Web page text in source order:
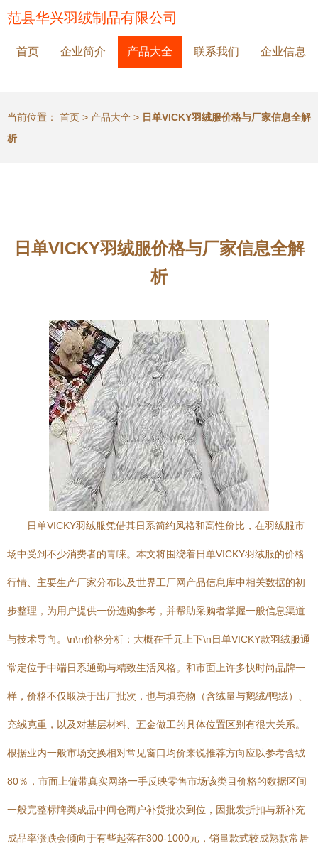
范县华兴羽绒制品有限公司
首页 企业简介 产品大全 联系我们 企业信息
当前位置： 首页 > 产品大全 > 日单VICKY羽绒服价格与厂家信息全解
析
日单VICKY羽绒服价格与厂家信息全解
析
日单VICKY羽绒服凭借其日系简约风格和高性价比，在羽绒服市
场中受到不少消费者的青睐。本文将围绕着日单VICKY羽绒服的价格
行情、主要生产厂家分布以及世界工厂网产品信息库中相关数据的初
步整理，为用户提供一份选购参考，并帮助采购者掌握一般信息渠道
与技术导向。\n\n价格分析：大概在千元上下\n日单VICKY款羽绒服通
常定位于中端日系通勤与精致生活风格。和市面上许多快时尚品牌一
样，价格不仅取决于出厂批次，也与填充物（含绒量与鹅绒/鸭绒）、
充绒克重，以及对基层材料、五金做工的具体位置区别有很大关系。
根据业内一般市场交换相对常见窗口均价来说推荐方向应以参考含绒
80％，市面上偏带真实网络一手反映零售市场该类目价格的数据区间
一般完整标牌类成品中间仓商户补货批次到位，因批发折扣与新补充
成品率涨跌会倾向于有些起落在300-1000元，销量款式较成熟款常居